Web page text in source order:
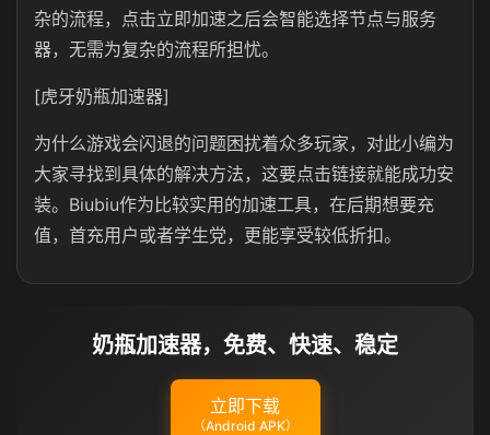
杂的流程，点击立即加速之后会智能选择节点与服务
器，无需为复杂的流程所担忧。
[虎牙奶瓶加速器]
为什么游戏会闪退的问题困扰着众多玩家，对此小编为
大家寻找到具体的解决方法，这要点击链接就能成功安
装。Biubiu作为比较实用的加速工具，在后期想要充
值，首充用户或者学生党，更能享受较低折扣。
奶瓶加速器，免费、快速、稳定
立即下载
（Android APK）